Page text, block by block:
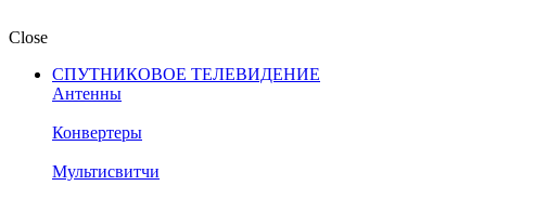
Close
СПУТНИКОВОЕ ТЕЛЕВИДЕНИЕ
Антенны
Конвертеры
Мультисвитчи